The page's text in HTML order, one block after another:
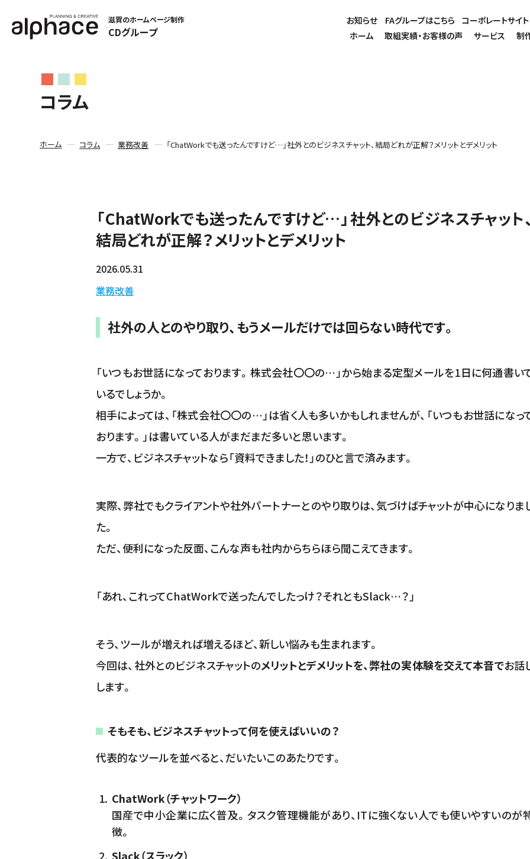
滋賀のホームページ制作
CDグループ ホーム 取組実績・お客様の声 サービス 制
お知らせ FAグループはこちら コーポレートサイト
コラム
ホーム コラム 業務改善 「ChatWorkでも送ったんですけど…」社外とのビジネスチャット、結局どれが正解？メリットとデメリット
「ChatWorkでも送ったんですけど…」社外とのビジネスチャット
結局どれが正解？メリットとデメリット
2026.05.31
業務改善
社外の人とのやり取り、 もうメールだけでは回らない時代です。
「いつもお世話になっております。株式会社〇〇の…」から始まる定型メールを1日に何通書い
いるでしょうか。
相手によっては、「株式会社〇〇の…」は省く人も多いかもしれませんが、「いつもお世話になっ
おります。」は書いている人がまだまだ多いと思います。
一方で、ビジネスチャットなら「資料できました！」のひと言で済みます。
実際、弊社でもクライアントや社外パートナーとのやり取りは、気づけばチャットが中心になりま
た。
ただ、便利になった反面、こんな声も社内からちらほら聞こえてきます。
「あれ、これってChatWorkで送ったんでしたっけ？それともSlack…？」
そう、ツールが増えれば増えるほど、新しい悩みも生まれます。
今回は、社外とのビジネスチャットのメリットとデメリットを、弊社の実体験を交えて本音でお話
します。
そもそも、ビジネスチャットって何を使えばいいの？
代表的なツールを並べると、だいたいこのあたりです。
ChatWork（チャットワーク）
国産で中小企業に広く普及。タスク管理機能があり、ITに強くない人でも使いやすいのが
徴。
Slack（スラック）